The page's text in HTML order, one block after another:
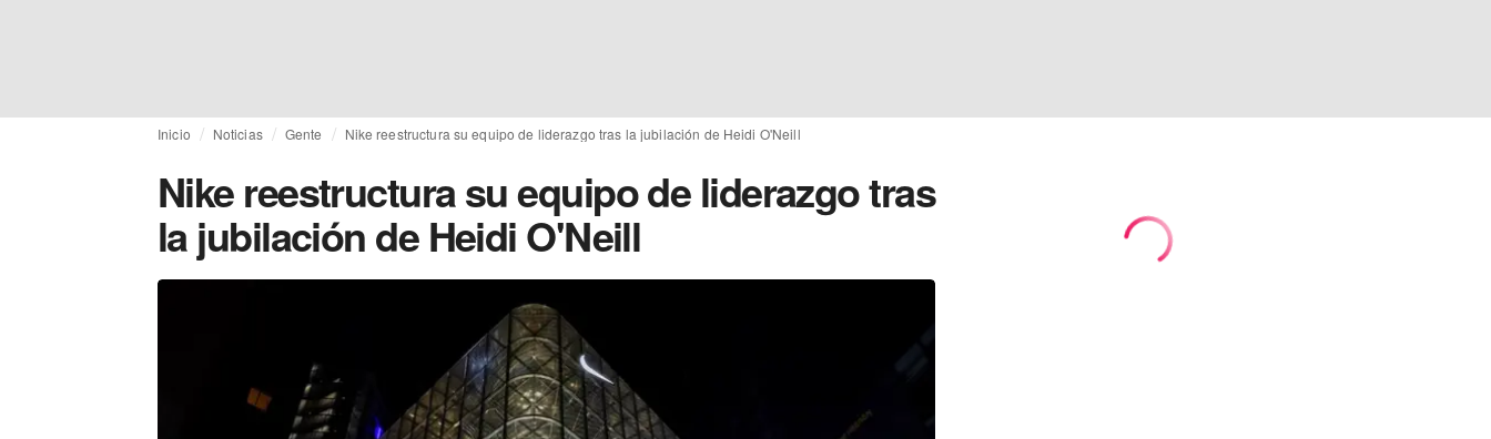
Inicio Noticias Gente Nike reestructura su equipo de liderazgo tras la jubilación de Heidi O'Neill
Nike reestructura su equipo de liderazgo tras
la jubilación de Heidi O'Neill